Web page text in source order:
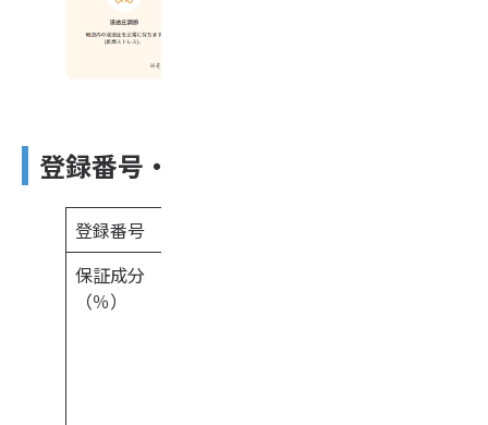
登録番号・成分について
登録番号
保証成分
（％）